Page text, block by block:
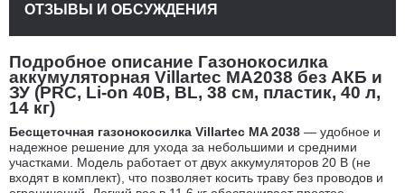
Подробное описание Газонокосилка
аккумуляторная Villartec MA2038 без АКБ и
ЗУ (PRC, Li-on 40В, BL, 38 см, пластик, 40 л,
14 кг)
Бесщеточная газонокосилка Villartec MA 2038 — удобное и
надежное решение для ухода за небольшими и средними
участками. Модель работает от двух аккумуляторов 20 В (не
входят в комплект), что позволяет косить траву без проводов и
ОТЗЫВЫ И ОБСУЖДЕНИЯ